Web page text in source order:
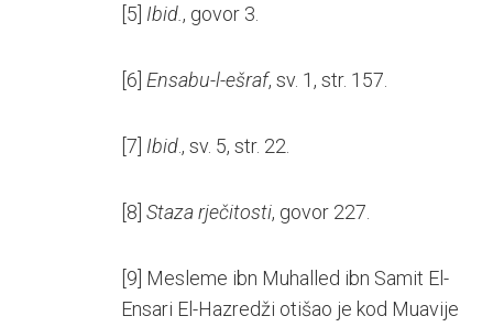
[5] Ibid. , govor 3.
[6] Ensabu-l-ešraf, sv. 1, str. 157.
[7] Ibid., sv. 5, str. 22.
[8] Staza rječitosti, govor 227.
[9] Mesleme ibn Muhalled ibn Samit El-
Ensari El-Hazredži otišao je kod Muavije